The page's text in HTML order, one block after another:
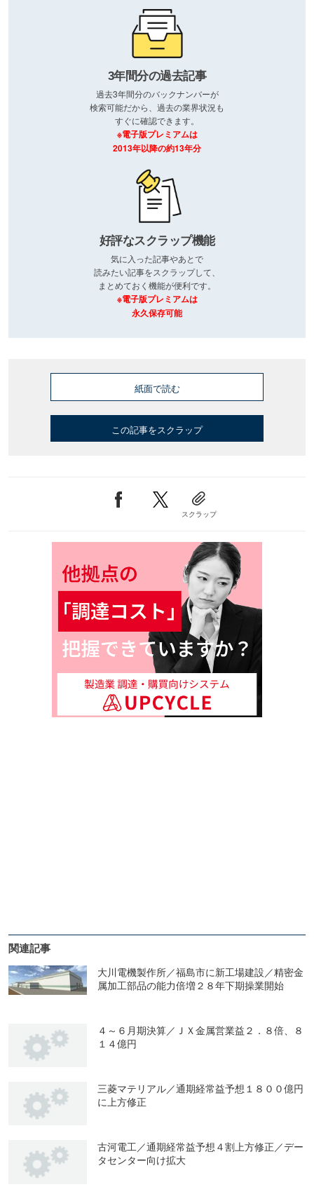
3年間分の過去記事
過去3年間分のバックナンバーが
検索可能だから、過去の業界状況も
すぐに確認できます。
※電子版プレミアムは
2013年以降の約13年分
好評なスクラップ機能
気に入った記事やあとで
読みたい記事をスクラップして、
まとめておく機能が便利です。
※電子版プレミアムは
永久保存可能
紙面で読む
この記事をスクラップ
スクラップ
関連記事
大川電機製作所／福島市に新工場建設／精密金
属加工部品の能力倍増２８年下期操業開始
４～６月期決算／ＪＸ金属営業益２．８倍、８
１４億円
三菱マテリアル／通期経常益予想１８００億円
に上方修正
古河電工／通期経常益予想４割上方修正／デー
タセンター向け拡大